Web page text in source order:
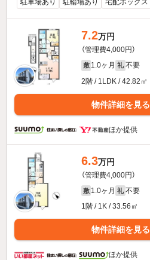
駐車場あり 駐輪場あり 宅配ボックス
7.2万円
（管理費4,000円）
敷 1.0ヶ月 礼 不要
2階 / 1LDK / 42.82㎡
物件詳細を見る
ほか提供
6.3万円
（管理費4,000円）
敷 1.0ヶ月 礼 不要
1階 / 1K / 33.56㎡
物件詳細を見る
ほか提供